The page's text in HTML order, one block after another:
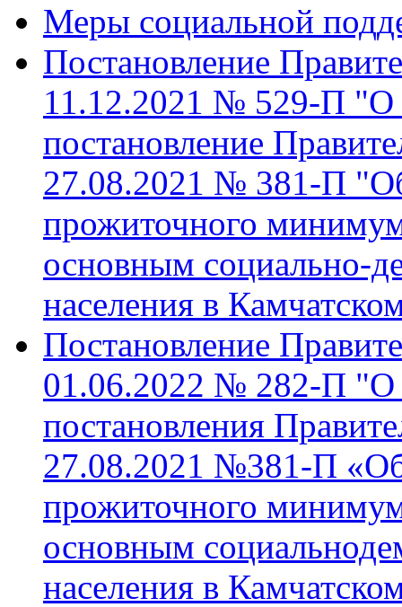
Меры социальной
Постановление
11.12.2021 № 529-П "О
постановление
27.08.2021 № 381-П
прожиточного
основным социально-
населения в
Постановление
01.06.2022 № 282-П "О
постановления
27.08.2021 №381-П
прожиточного
основным
населения в